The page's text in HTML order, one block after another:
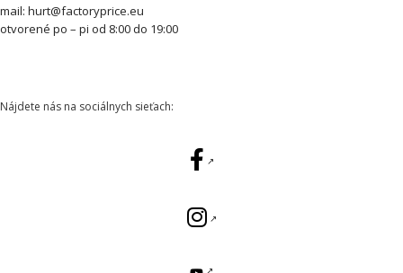
mail: hurt@factoryprice.eu
otvorené po – pi od 8:00 do 19:00
Nájdete nás na sociálnych sieťach: